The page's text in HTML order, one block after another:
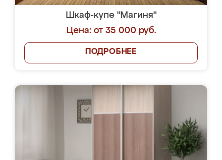
Шкаф-купе "Магиня"
Цена: от 35 000 руб.
ПОДРОБНЕЕ